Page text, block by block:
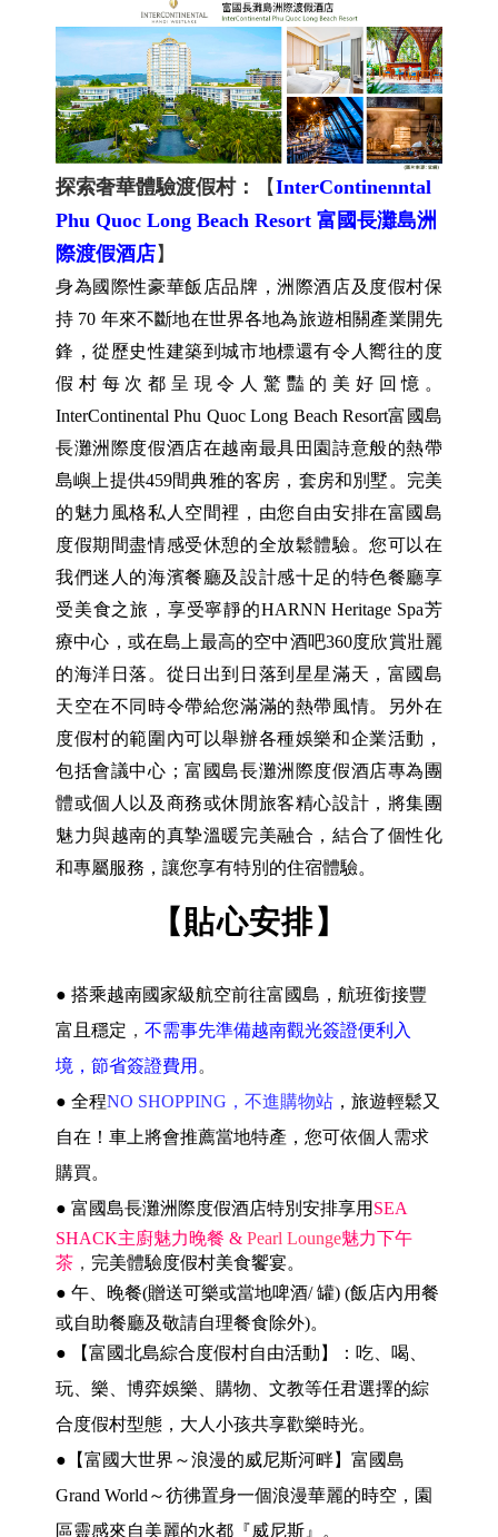
探索奢華體驗渡假村： 【InterContinenntal
Phu Quoc Long Beach Resort 富國長灘島洲
際渡假酒店】
身為國際性豪華飯店品牌，洲際酒店及度假村保
持 70 年來不斷地在世界各地為旅遊相關產業開先
鋒，從歷史性建築到城市地標還有令人嚮往的度
假村每次都呈現令人驚豔的美好回憶。
InterContinental Phu Quoc Long Beach Resort富國島
長灘洲際度假酒店在越南最具田園詩意般的熱帶
島嶼上提供459間典雅的客房，套房和別墅。完美
的魅力風格私人空間裡，由您自由安排在富國島
度假期間盡情感受休憩的全放鬆體驗。您可以在
我們迷人的海濱餐廳及設計感十足的特色餐廳享
受美食之旅，享受寧靜的HARNN Heritage Spa芳
療中心，或在島上最高的空中酒吧360度欣賞壯麗
的海洋日落。從日出到日落到星星滿天，富國島
天空在不同時令帶給您滿滿的熱帶風情。另外在
度假村的範圍內可以舉辦各種娛樂和企業活動，
包括會議中心；富國島長灘洲際度假酒店專為團
體或個人以及商務或休閒旅客精心設計，將集團
魅力與越南的真摯溫暖完美融合，結合了個性化
和專屬服務，讓您享有特別的住宿體驗。
【貼心安排】
● 搭乘越南國家級航空前往富國島，航班銜接豐
富且穩定 ， 不需事先準備越南觀光簽證便利入
境，節省簽證費用 。
● 全程NO SHOPPING，不進購物站 ，旅遊輕鬆又
自在！車上將會推薦當地特產，您可依個人需求
購買。
● 富國島長灘洲際度假酒店特別安排享用 SEA
SHACK主廚魅力晚餐 & Pearl Lounge魅力下午
茶 ， 完美體驗度假村美食饗宴。
● 午、晚餐(贈送可樂或當地啤酒/ 罐) (飯店內用餐
或自助餐廳及敬請自理餐食除外)。
●
【富國北島綜合度假村自由活動 】
：吃、喝、
玩、樂、博弈娛樂、購物、文教等任君選擇的綜
合度假村型態，大人小孩共享歡樂時光。
● 【富國大世界～浪漫的威尼斯河畔】富國島
Grand World～彷彿置身一個浪漫華麗的時空，園
區靈感來自美麗的水都『威尼斯』。